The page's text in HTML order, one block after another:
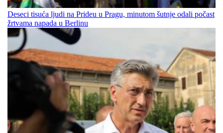
Deseci tisuća ljudi na Prideu u Pragu, minutom šutnje odali počast
žrtvama napada u Berlinu